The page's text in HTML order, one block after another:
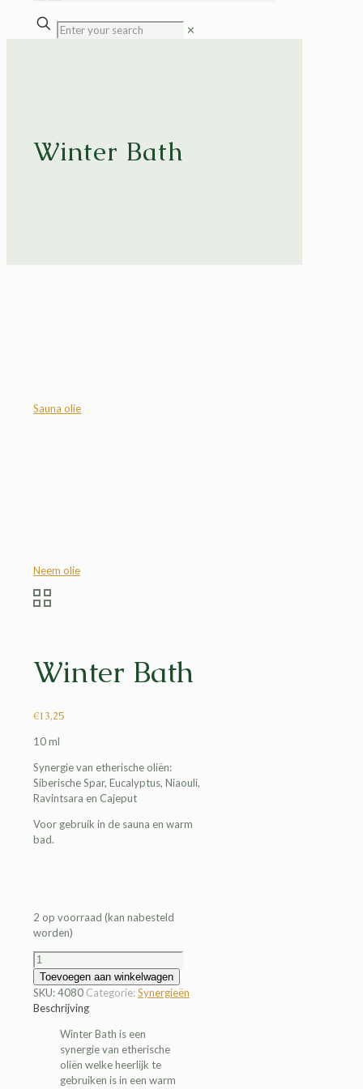
✕
Winter Bath
Sauna olie
Neem olie
Winter Bath
€13,25
10 ml
Synergie van etherische oliën:
Siberische Spar, Eucalyptus, Niaouli,
Ravintsara en Cajeput
Voor gebruik in de sauna en warm
bad.
2 op voorraad (kan nabesteld
worden)
Winter
Bath
aantal
Toevoegen aan winkelwagen
SKU:4080 Categorie:Synergieën
Beschrijving
Winter Bath is een
synergie van etherische
oliën welke heerlijk te
gebruiken is in een warm